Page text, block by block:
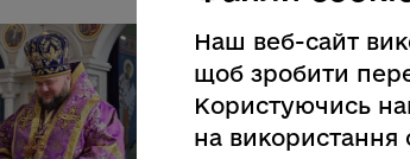
Наш веб-сайт
щоб зробити
Користуючись
на використання